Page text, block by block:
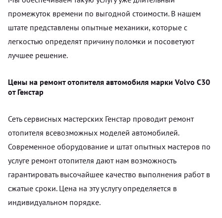
промежуток времени по выгодной стоимости. В нашем
штате представлены опытные механики, которые с
легкостью определят причину поломки и посоветуют
лучшее решение.
Цены на ремонт отопителя автомобиля марки Volvo C30
от Генстар
Сеть сервисных мастерских Генстар проводит ремонт
отопителя всевозможных моделей автомобилей.
Современное оборудование и штат опытных мастеров по
услуге ремонт отопителя дают нам возможность
гарантировать высочайшее качество выполнения работ в
сжатые сроки. Цена на эту услугу определяется в
индивидуальном порядке.